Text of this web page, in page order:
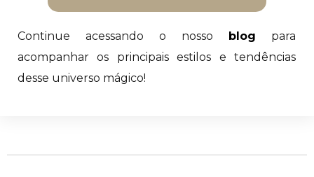
Continue acessando o nosso blog para
acompanhar os principais estilos e tendências
desse universo mágico!